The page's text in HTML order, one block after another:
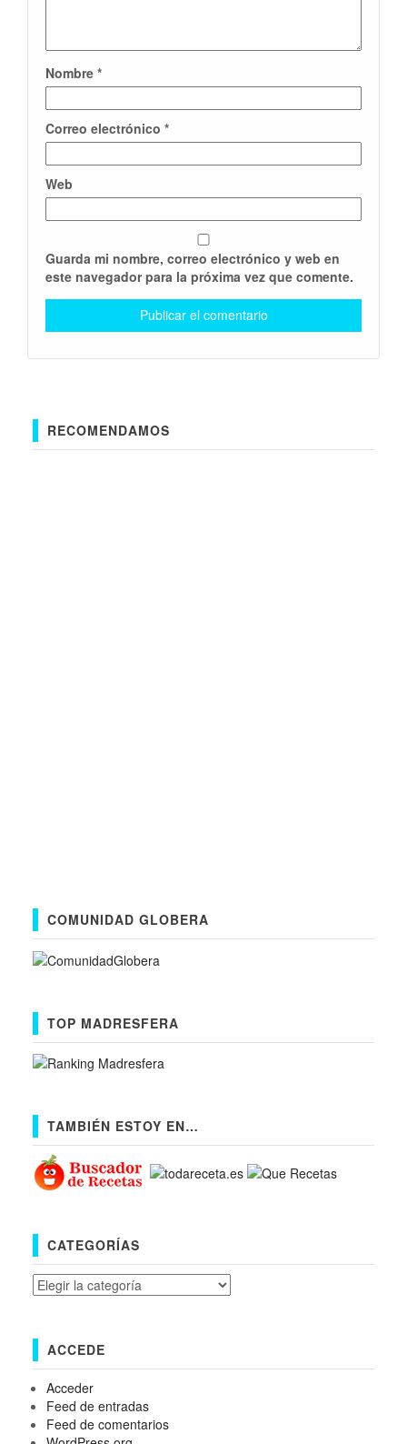
Nombre *
Correo electrónico *
Web
Guarda mi nombre, correo electrónico y web en
este navegador para la próxima vez que comente.
RECOMENDAMOS
COMUNIDAD GLOBERA
TOP MADRESFERA
TAMBIÉN ESTOY EN…
CATEGORÍAS
Categorías
ACCEDE
Acceder
Feed de entradas
Feed de comentarios